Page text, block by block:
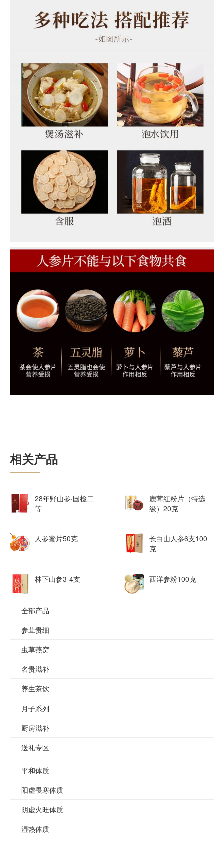
相关产品
28年野山参·国检二
等
鹿茸红粉片（特选
级）20克
人参蜜片50克
长白山人参6支100
克
林下山参3-4支 西洋参粉100克
全部产品
参茸贵细
虫草燕窝
名贵滋补
养生茶饮
月子系列
厨房滋补
送礼专区
平和体质
阳虚畏寒体质
阴虚火旺体质
湿热体质